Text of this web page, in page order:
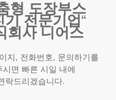
형 도장부스
기 전문기업“
회사 니어스
지, 전화번호, 문의하기를
시면 빠른 시일 내에
락드리겠습니다.